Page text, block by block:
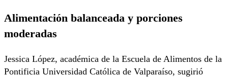
Alimentación balanceada y porciones
moderadas
Jessica López, académica de la Escuela de Alimentos de la
Pontificia Universidad Católica de Valparaíso, sugirió